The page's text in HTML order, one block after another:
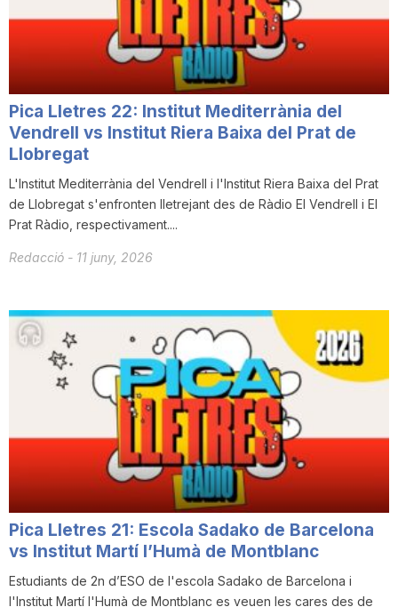
T
r
r
Pica Lletres 22: Institut Mediterrània del
Vendrell vs Institut Riera Baixa del Prat de
Llobregat
L'Institut Mediterrània del Vendrell i l'Institut Riera Baixa del Prat
de Llobregat s'enfronten lletrejant des de Ràdio El Vendrell i El
Prat Ràdio, respectivament....
Redacció - 11 juny, 2026
Pica Lletres 21: Escola Sadako de Barcelona
vs Institut Martí l’Humà de Montblanc
Estudiants de 2n d’ESO de l'escola Sadako de Barcelona i
l'Institut Martí l'Humà de Montblanc es veuen les cares des de